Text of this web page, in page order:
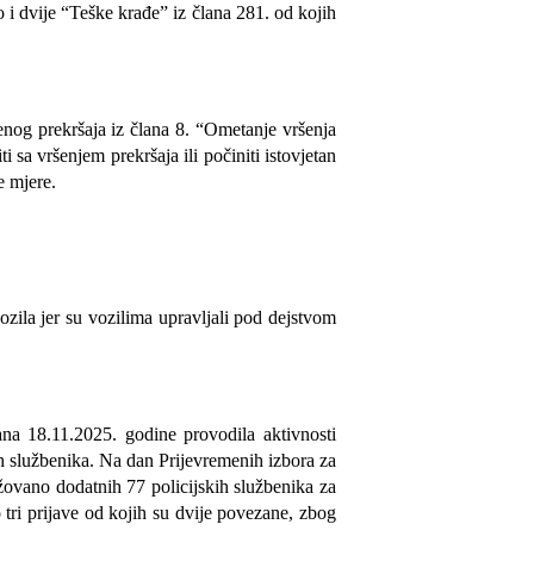
dvije “Teške krađe” iz člana 281. od kojih
prekršaja iz člana 8. “Ometanje vršenja
sa vršenjem prekršaja ili počiniti istovjetan
mjere.
jer su vozilima upravljali pod dejstvom
18.11.2025. godine provodila aktivnosti
Na dan Prijevremenih izbora za
dodatnih 77 policijskih službenika za
tri prijave od kojih su dvije povezane, zbog